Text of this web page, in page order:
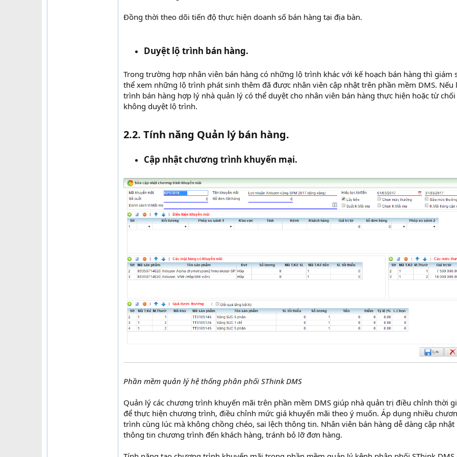
Đồng thời theo dõi tiến độ thực hiện doanh số bán hàng tại địa bàn.
Duyệt lộ trình bán hàng.
Trong trường hợp nhân viên bán hàng có những lộ trình khác với kế hoạch bán hàng thì giám
thể xem những lộ trình phát sinh thêm đã được nhân viên cập nhật trên phần mềm DMS. Nếu
trình bán hàng hợp lý nhà quản lý có thể duyệt cho nhân viên bán hàng thực hiện hoặc từ chối
không duyệt lộ trình.
2.2. Tính năng Quản lý bán hàng.
Cập nhật chương trình khuyến mại.
Phần mềm quản lý hệ thống phân phối SThink DMS
Quản lý các chương trình khuyến mãi trên phần mềm DMS giúp nhà quản trị điều chỉnh thời
để thực hiện chương trình, điều chỉnh mức giá khuyến mãi theo ý muốn. Áp dụng nhiều
trình cùng lúc mà không chồng chéo, sai lệch thông tin. Nhân viên bán hàng dễ dàng cập nhật
thông tin chương trình đến khách hàng, tránh bỏ lỡ đơn hàng.